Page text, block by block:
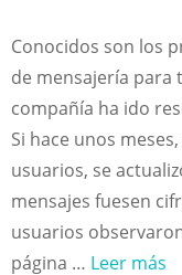
Conocidos son los
de mensajería para
compañía ha ido
Si hace unos
usuarios, se
mensajes fuesen
usuarios
página … Leer más